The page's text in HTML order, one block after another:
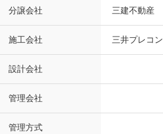
分譲会社 三建不動産
施工会社 三井プレコン
設計会社
管理会社
管理方式